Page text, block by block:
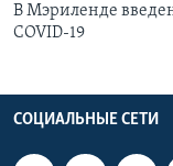
В Мэриленде
COVID-19
СОЦИАЛЬНЫЕ СЕТИ